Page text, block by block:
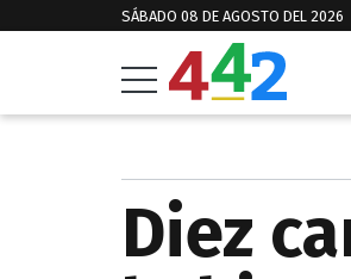
SÁBADO 08 DE AGOSTO DEL 2026
Diez